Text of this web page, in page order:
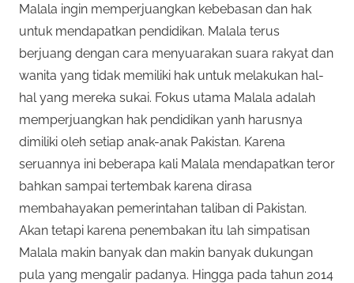
Malala ingin memperjuangkan kebebasan dan hak
untuk mendapatkan pendidikan. Malala terus
berjuang dengan cara menyuarakan suara rakyat dan
wanita yang tidak memiliki hak untuk melakukan hal-
hal yang mereka sukai. Fokus utama Malala adalah
memperjuangkan hak pendidikan yanh harusnya
dimiliki oleh setiap anak-anak Pakistan. Karena
seruannya ini beberapa kali Malala mendapatkan teror
bahkan sampai tertembak karena dirasa
membahayakan pemerintahan taliban di Pakistan.
Akan tetapi karena penembakan itu lah simpatisan
Malala makin banyak dan makin banyak dukungan
pula yang mengalir padanya. Hingga pada tahun 2014